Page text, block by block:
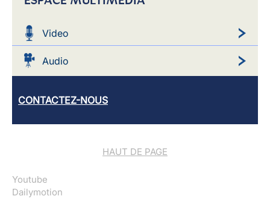
Video
Audio
CONTACTEZ-NOUS
HAUT DE PAGE
Youtube
Dailymotion